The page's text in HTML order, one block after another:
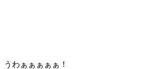
うわぁぁぁぁぁ！